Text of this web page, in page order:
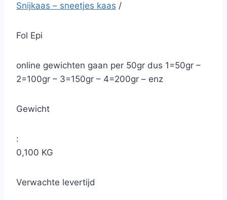
Snijkaas – sneetjes kaas /
Fol Epi
online gewichten gaan per 50gr dus 1=50gr –
2=100gr – 3=150gr – 4=200gr – enz
Gewicht
:
0,100 KG
Verwachte levertijd